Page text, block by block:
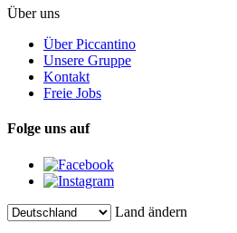
Über uns
Über Piccantino
Unsere Gruppe
Kontakt
Freie Jobs
Folge uns auf
Land ändern